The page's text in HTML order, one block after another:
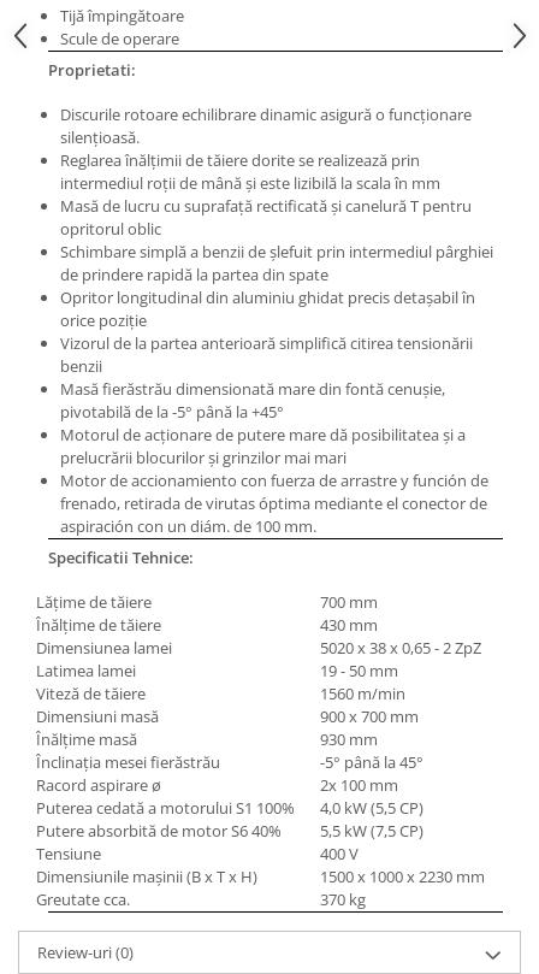
Masini electrice de filetat
Exhaustor pentru aschii metal
Masini de gaurit cu talpa
Instalatii de spalare a pieselor
Lame de ferastrau cu varf din
carbura
Lame de ferăstrău cu acoperire
Panze de taiere cu banda verticala
Panze de taiere metal pentru
ferastraie
Roti de lustruit
Standuri pentru ferăstraie cu
bandă
Standuri pentru mașini de găurit și
frezat
Standuri pentru mașini de șlefuit
Standuri pentru strunguri metal
Unelte striere
Tijă împingătoare
Scule de operare
Proprietati:
Discurile rotoare echilibrare dinamic asigură o funcţionare
silenţioasă.
Reglarea înălţimii de tăiere dorite se realizează prin
intermediul roţii de mână şi este lizibilă la scala în mm
Masă de lucru cu suprafaţă rectificată şi canelură T pentru
opritorul oblic
Schimbare simplă a benzii de şlefuit prin intermediul pârghiei
de prindere rapidă la partea din spate
Opritor longitudinal din aluminiu ghidat precis detaşabil în
orice poziţie
Vizorul de la partea anterioară simplifică citirea tensionării
benzii
Masă fierăstrău dimensionată mare din fontă cenuşie,
pivotabilă de la -5° până la +45°
Motorul de acţionare de putere mare dă posibilitatea şi a
prelucrării blocurilor şi grinzilor mai mari
Motor de accionamiento con fuerza de arrastre y función de
frenado, retirada de virutas óptima mediante el conector de
aspiración con un diám. de 100 mm.
Specificatii Tehnice:
Lăţime de tăiere
700 mm
Înălţime de tăiere
430 mm
Dimensiunea lamei
5020 x 38 x 0,65 - 2 ZpZ
Latimea lamei
19 - 50 mm
Viteză de tăiere
1560 m/min
Dimensiuni masă
900 x 700 mm
Înălţime masă
930 mm
Înclinaţia mesei fierăstrău
-5° până la 45°
Racord aspirare ø
2x 100 mm
Puterea cedată a motorului S1 100%
4,0 kW (5,5 CP)
Putere absorbită de motor S640%
5,5 kW (7,5 CP)
Tensiune
400 V
Dimensiunile maşinii (B x T x H)
1500 x 1000 x 2230 mm
Greutate cca.
370 kg
Review-uri(0)